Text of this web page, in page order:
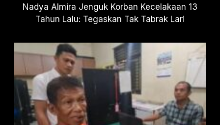
Nadya Almira Jenguk Korban Kecelakaan 13
Tahun Lalu: Tegaskan Tak Tabrak Lari